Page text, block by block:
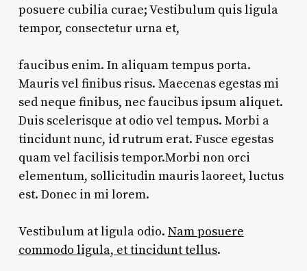
posuere cubilia curae; Vestibulum quis ligula
tempor, consectetur urna et,
faucibus enim. In aliquam tempus porta.
Mauris vel finibus risus. Maecenas egestas mi
sed neque finibus, nec faucibus ipsum aliquet.
Duis scelerisque at odio vel tempus. Morbi a
tincidunt nunc, id rutrum erat. Fusce egestas
quam vel facilisis tempor.Morbi non orci
elementum, sollicitudin mauris laoreet, luctus
est. Donec in mi lorem.
Vestibulum at ligula odio. Nam posuere
commodo ligula, et tincidunt tellus.